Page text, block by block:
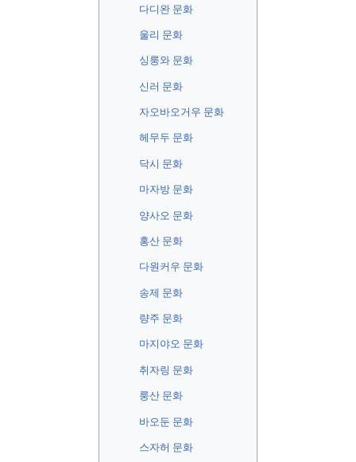
다디완 문화
울리 문화
싱룽와 문화
신러 문화
자오바오거우 문화
헤무두 문화
닥시 문화
마자방 문화
양사오 문화
홍산 문화
다원커우 문화
송제 문화
량주 문화
마지야오 문화
취자링 문화
룽산 문화
바오둔 문화
스자허 문화